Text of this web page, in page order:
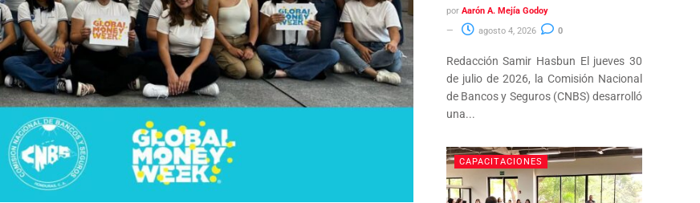
por Aarón A. Mejía Godoy
agosto 4, 2026
0
Redacción Samir Hasbun El jueves 30
de julio de 2026, la Comisión Nacional
de Bancos y Seguros (CNBS) desarrolló
una...
CAPACITACIONES